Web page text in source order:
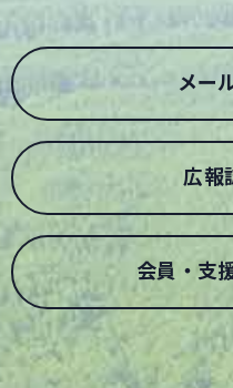
メー
広報
会員・支